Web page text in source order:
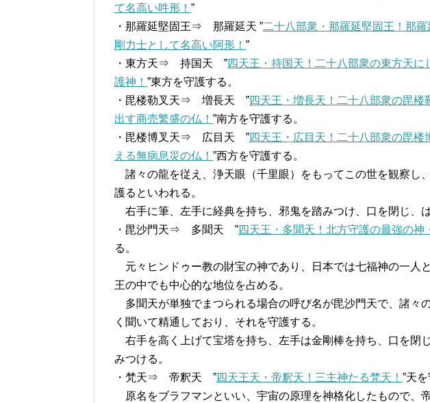
て名高い吽形！ ”
・那羅延堅固王⇒ 那羅延天 ”二十八部衆・那羅延堅固王！那
剛力士として名高い阿形！ ”
・東方天⇒ 持国天 ”四天王・持国天！二十八部衆の東方天
護神！ ”東方を守護する。
・毘楼勒叉天⇒ 増長天 ”四天王・増長天！二十八部衆の毘
出す商売繁盛の仏！ ”南方を守護する。
・毘楼博叉天⇒ 広目天 ”四天王・広目天！二十八部衆の毘
える無病息災の仏！ ”西方を守護する。
諸々の龍を従え、浄天眼（千里眼）をもってこの世を観察し
護るといわれる。
右手に筆、左手に経典を持ち、邪鬼を踏みつけ、口を閉じ、
・毘沙門天⇒ 多聞天 ”四天王・多聞天！北方守護の最強の神
る。
元々ヒンドゥー教の財宝の神であり、日本では七福神の一人
王の中でも中心的な地位を占める。
多聞天が単独でまつられる場合の呼び名が毘沙門天で、諸々
く聞いて精通しており、それを守護する。
右手を高く上げて宝塔を持ち、左手は金剛棒を持ち、口を閉
みつける。
・梵天⇒ 帝釈天 ”四天王天・帝釈天！三主神たる梵天！ ”天
原名をブラフマンといい、宇宙の原理を神格化したもので、